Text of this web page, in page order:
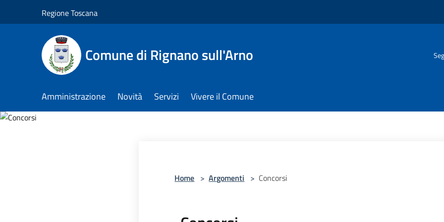
Regione Toscana
Comune di Rignano sull'Arno
Amministrazione Novità Servizi Vivere il Comune
Home > Argomenti > Concorsi